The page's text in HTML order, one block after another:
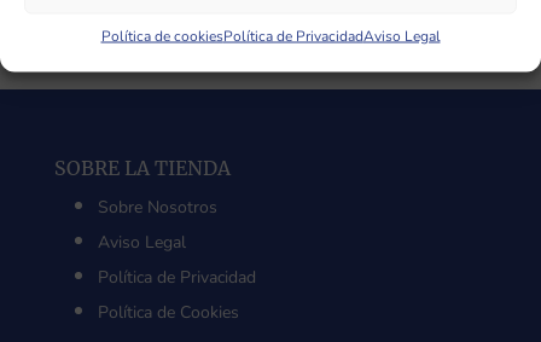
Política de cookiesPolítica de PrivacidadAviso Legal
SOBRE LA TIENDA
Sobre Nosotros
Aviso Legal
Política de Privacidad
Política de Cookies